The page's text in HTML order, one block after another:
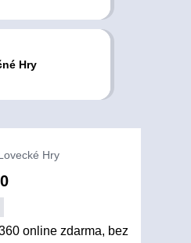
Hry
Hry
online zdarma, bez